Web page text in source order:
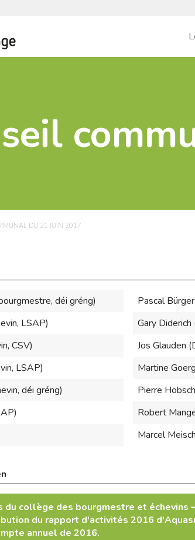
DU 21 JUIN 2017
déi gréng)
LSAP)
CSV)
LSAP)
déi gréng)
Pascal
Gary Diderich
Jos Glauden
Martine
Pierre
Robert
Marcel
du collège des bourgmestre et échevins
du rapport d'activités 2016
annuel de 2016.